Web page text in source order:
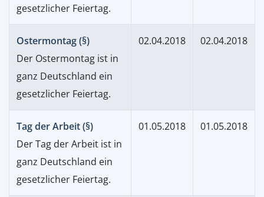
gesetzlicher Feiertag.
Ostermontag (§)
Der Ostermontag ist in
ganz Deutschland ein
gesetzlicher Feiertag.
02.04.2018 02.04.2018
Tag der Arbeit (§)
Der Tag der Arbeit ist in
ganz Deutschland ein
gesetzlicher Feiertag.
01.05.2018 01.05.2018